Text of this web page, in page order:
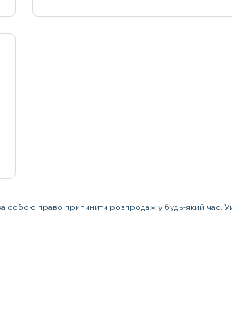
собою право припинити розпродаж у будь-який час.